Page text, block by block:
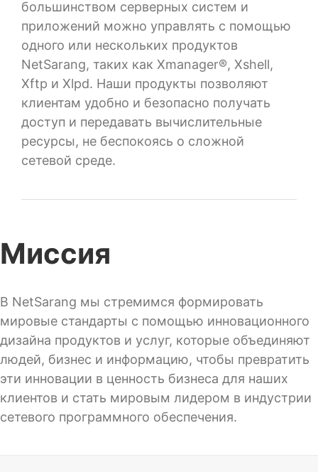
большинством серверных систем и
приложений можно управлять с помощью
одного или нескольких продуктов
NetSarang, таких как Xmanager®, Xshell,
Xftp и Xlpd. Наши продукты позволяют
клиентам удобно и безопасно получать
доступ и передавать вычислительные
ресурсы, не беспокоясь о сложной
сетевой среде.
Миссия
В NetSarang мы стремимся формировать
мировые стандарты с помощью инновационного
дизайна продуктов и услуг, которые объединяют
людей, бизнес и информацию, чтобы превратить
эти инновации в ценность бизнеса для наших
клиентов и стать мировым лидером в индустрии
сетевого программного обеспечения.